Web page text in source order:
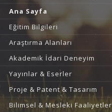
Ana Sayfa
Eğitim Bilgileri
Araştırma Alanları
Akademik İdari Deneyim
Yayınlar & Eserler
Proje & Patent & Tasarım
Bilimsel & Mesleki Faaliyetler